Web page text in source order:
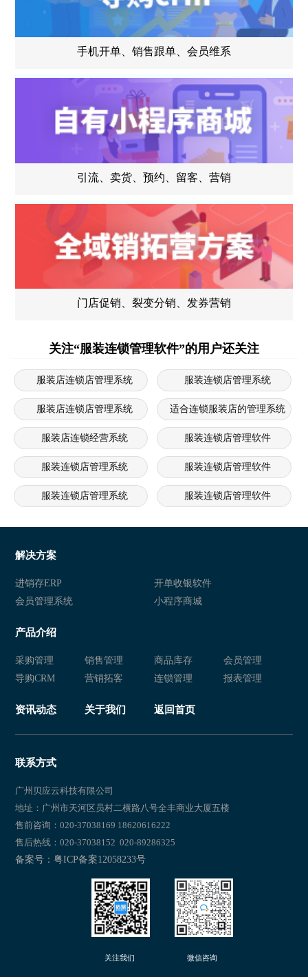
手机开单、销售跟单、会员维系
引流、卖货、预约、留客、营销
门店促销、裂变分销、发券营销
关注“服装连锁管理软件”的用户还关注
服装店连锁店管理系统 服装连锁店管理系统
服装店连锁店管理系统 适合连锁服装店的管理系统
服装店连锁经营系统 服装连锁店管理软件
服装连锁店管理系统 服装连锁店管理软件
服装连锁店管理系统 服装连锁店管理软件
服装连锁店管理系统
服装连锁店管理系统 服装连锁店管理软件
解决方案
进销存ERP
开单收银软件
会员管理系统
小程序商城
产品介绍
采购管理 销售管理 商品库存
会员管理
导购CRM
营销拓客 连锁管理 报表管理
资讯动态 关于我们 返回首页
联系方式
广州贝应云科技有限公司
地址：广州市天河区员村二横路八号全丰商业大厦五楼
售前咨询：020-37038169 18620616222
售后热线：020-37038152 020-89286325
备案号：粤ICP备案12058233号
关注我们 微信咨询